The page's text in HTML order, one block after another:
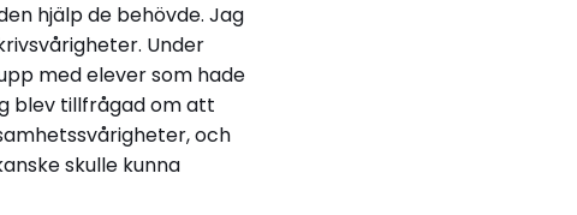
Study on
Memory Training and
on Reading and
Skills
hjälp de behövde. Jag
Under
med elever som hade
blev tillfrågad om att
och
skulle kunna